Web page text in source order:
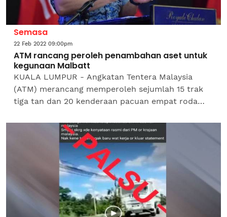
Semasa
22 Feb 2022 09:00pm
ATM rancang peroleh penambahan aset untuk
kegunaan Malbatt
KUALA LUMPUR - Angkatan Tentera Malaysia
(ATM) merancang memperoleh sejumlah 15 trak
tiga tan dan 20 kenderaan pacuan empat roda
Malaysia 850-9 (Malbatt...